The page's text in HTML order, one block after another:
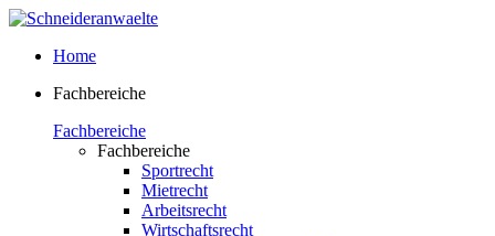
Home
Fachbereiche
Fachbereiche
Fachbereiche
Sportrecht
Mietrecht
Arbeitsrecht
Wirtschaftsrecht